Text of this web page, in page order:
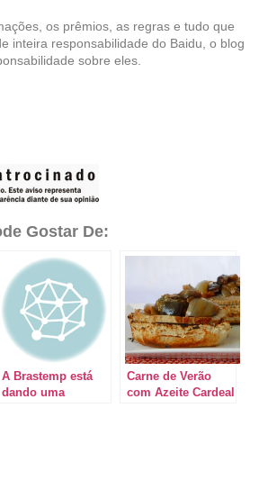
os prêmios, as regras e tudo que
inteira responsabilidade do Baidu, o blog
sobre eles.
Gostar De:
A Brastemp está
dando uma
Carne de Verão
com Azeite Cardeal